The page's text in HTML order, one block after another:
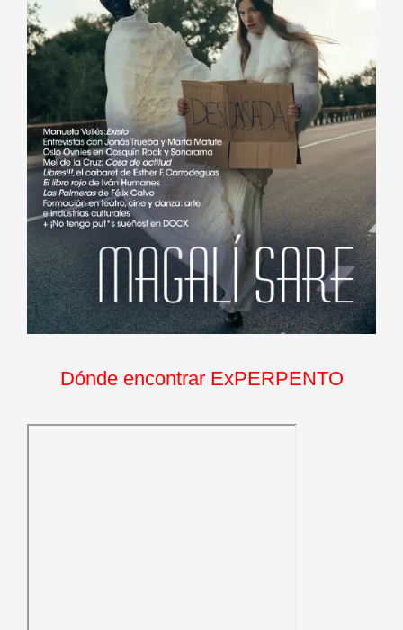
Dónde encontrar ExPERPENTO